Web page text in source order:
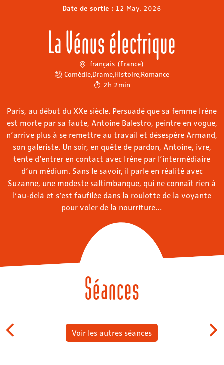
Date de sortie : 12 May. 2026
La Vénus électrique
français (France)
Comédie,Drame,Histoire,Romance
2h 2min
Paris, au début du XXe siècle. Persuadé que sa femme Irène
est morte par sa faute, Antoine Balestro, peintre en vogue,
n’arrive plus à se remettre au travail et désespère Armand,
son galeriste. Un soir, en quête de pardon, Antoine, ivre,
tente d’entrer en contact avec Irène par l’intermédiaire
d’un médium. Sans le savoir, il parle en réalité avec
Suzanne, une modeste saltimbanque, qui ne connaît rien à
l’au-delà et s’est faufilée dans la roulotte de la voyante
pour voler de la nourriture…
Séances
Voir les autres séances